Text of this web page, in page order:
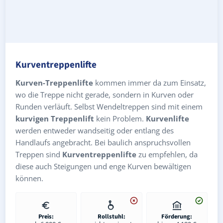
Kurventreppenlifte
Kurven-Treppenlifte kommen immer da zum Einsatz,
wo die Treppe nicht gerade, sondern in Kurven oder
Runden verläuft. Selbst Wendeltreppen sind mit einem
kurvigen Treppenlift kein Problem. Kurvenlifte
werden entweder wandseitig oder entlang des
Handlaufs angebracht. Bei baulich anspruchsvollen
Treppen sind Kurventreppenlifte zu empfehlen, da
diese auch Steigungen und enge Kurven bewältigen
können.
Preis: Rollstuhl: Förderung: